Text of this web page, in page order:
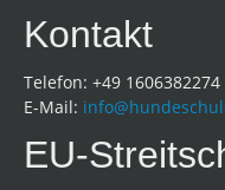
Kontakt
Telefon: +49 1606382274
E-Mail:
EU-